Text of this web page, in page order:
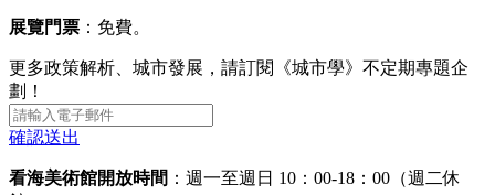
展覽門票 ：免費。
更多政策解析、城市發展，請訂閱《城市學》不定期專題企
劃！
確認送出
看海美術館開放時間 ：週一至週日 10：00-18：00（週二休